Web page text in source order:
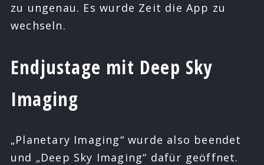
zu ungenau. Es wurde Zeit die App zu
wechseln.
Endjustage mit Deep Sky
Imaging
„Planetary Imaging“ wurde also beendet
und „Deep Sky Imaging“ dafür geöffnet.